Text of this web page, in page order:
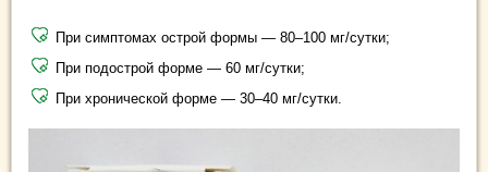
При симптомах острой формы — 80–100 мг/сутки;
При подострой форме — 60 мг/сутки;
При хронической форме — 30–40 мг/сутки.